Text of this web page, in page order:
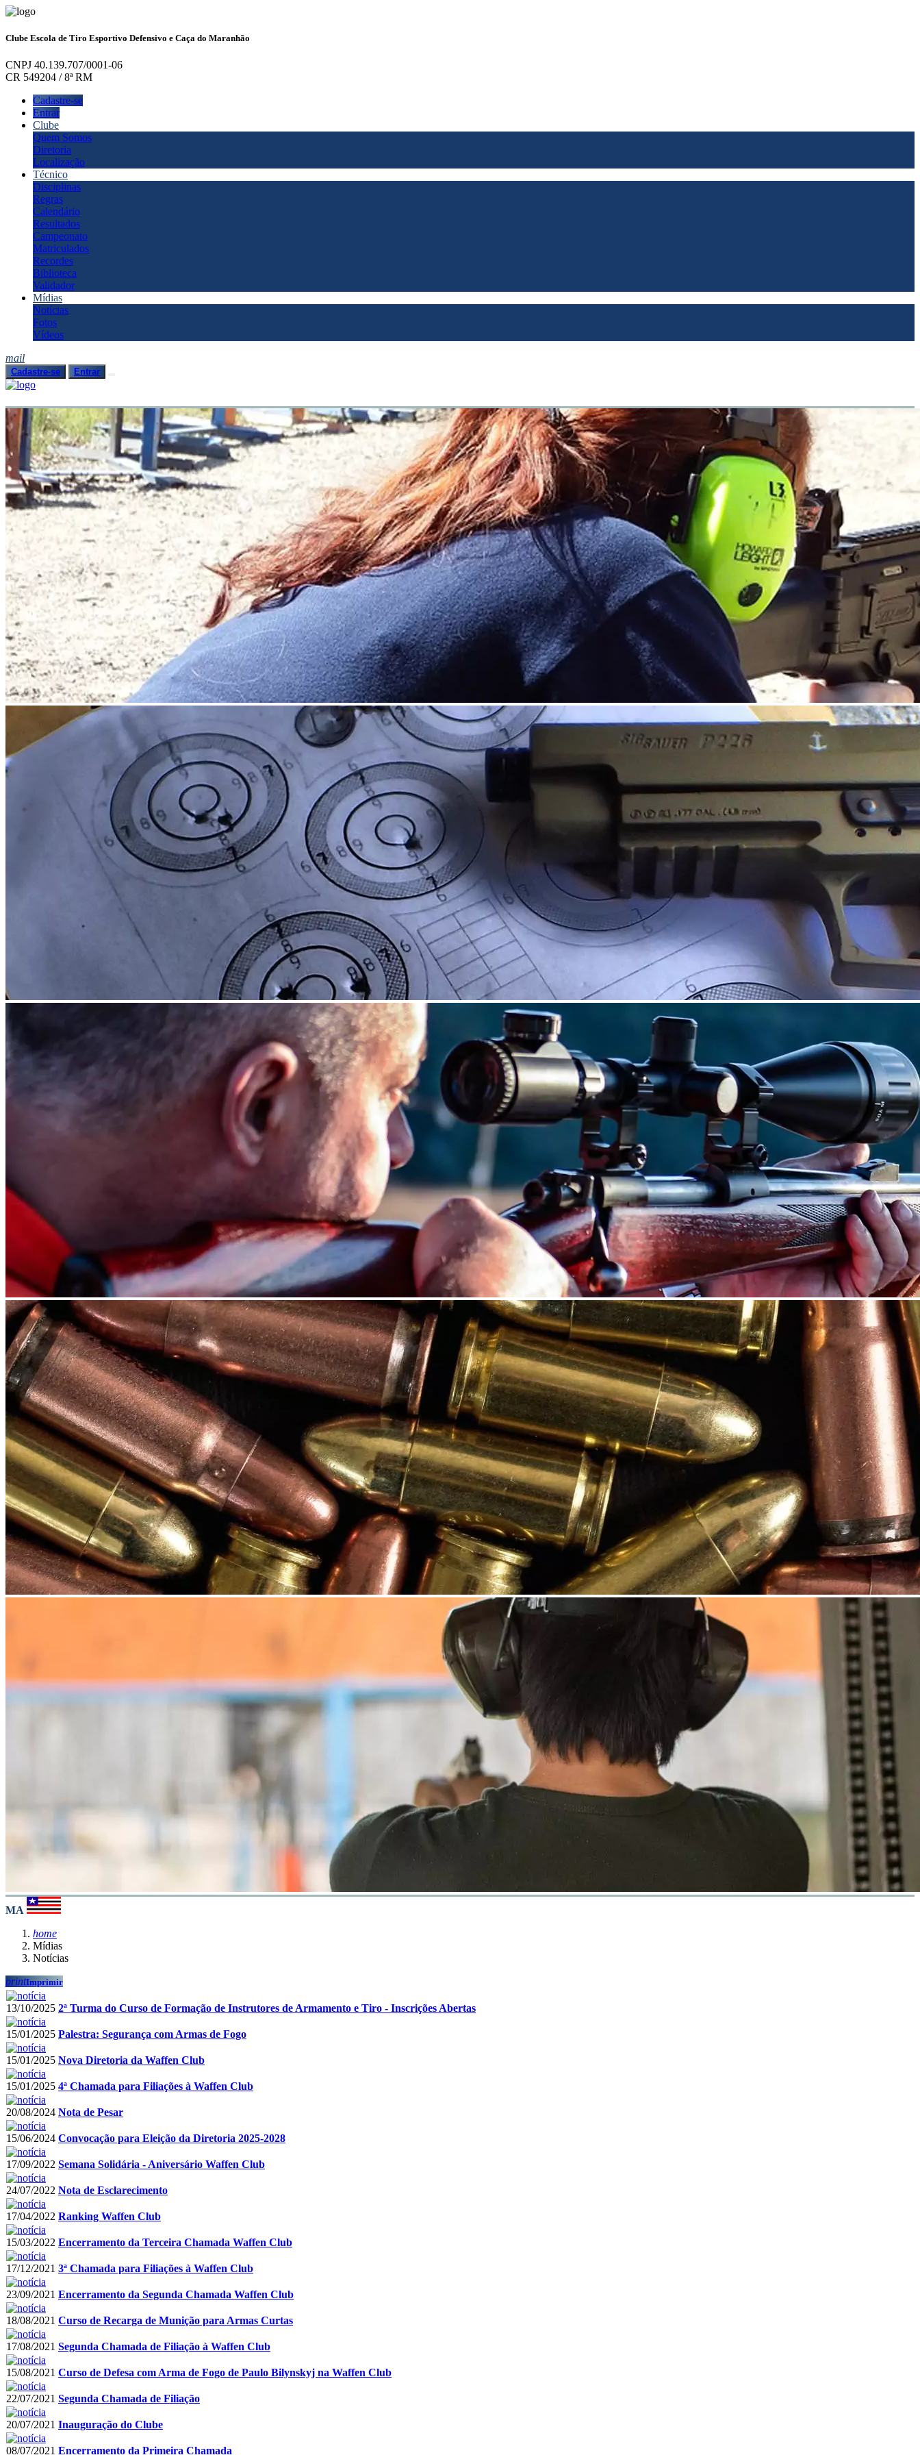
Clube Escola de Tiro Esportivo Defensivo e Caça do Maranhão
CNPJ 40.139.707/0001-06
CR 549204 / 8ª RM
Cadastre-se
Entrar
Clube
Quem Somos
Diretoria
Localização
Técnico
Disciplinas
Regras
Calendário
Resultados
Campeonato
Matriculados
Recordes
Biblioteca
Validador
Mídias
Notícias
Fotos
Vídeos
mail
Cadastre-se Entrar
MA
home
Mídias
Notícias
printImprimir
13/10/2025 2ª Turma do Curso de Formação de Instrutores de Armamento e Tiro - Inscrições Abertas
15/01/2025 Palestra: Segurança com Armas de Fogo
15/01/2025 Nova Diretoria da Waffen Club
15/01/2025 4ª Chamada para Filiações à Waffen Club
20/08/2024 Nota de Pesar
15/06/2024 Convocação para Eleição da Diretoria 2025-2028
17/09/2022 Semana Solidária - Aniversário Waffen Club
24/07/2022 Nota de Esclarecimento
17/04/2022 Ranking Waffen Club
15/03/2022 Encerramento da Terceira Chamada Waffen Club
17/12/2021 3ª Chamada para Filiações à Waffen Club
23/09/2021 Encerramento da Segunda Chamada Waffen Club
18/08/2021 Curso de Recarga de Munição para Armas Curtas
17/08/2021 Segunda Chamada de Filiação à Waffen Club
15/08/2021 Curso de Defesa com Arma de Fogo de Paulo Bilynskyj na Waffen Club
22/07/2021 Segunda Chamada de Filiação
20/07/2021 Inauguração do Clube
08/07/2021 Encerramento da Primeira Chamada